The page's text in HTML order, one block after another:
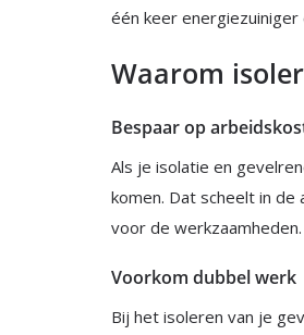
één keer energiezuiniger
Waarom
Bespaar op
Als je isolatie en
komen. Dat scheelt in de
voor de werkzaamheden.
Voorkom dubbel werk
Bij het isoleren van je